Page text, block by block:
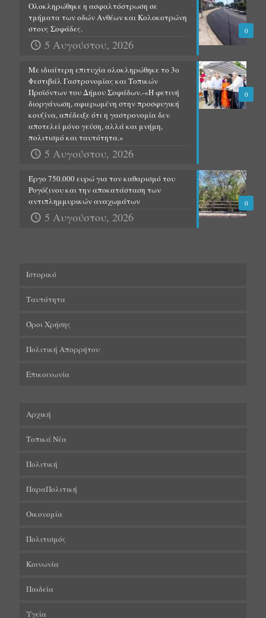
0
Ολοκληρώθηκε η ασφαλτόστρωση σε
τμήματα των οδών Ανθέων και Κολοκοτρώνη
στους Σοφάδες.
5 Αυγούστου, 2026
0
Με ιδιαίτερη επιτυχία ολοκληρώθηκε το 3ο
Φεστιβάλ Γαστρονομίας και Τοπικών
Προϊόντων του Δήμου Σοφάδων.-«Η φετινή
διοργάνωση, αφιερωμένη στην προσφυγική
κουζίνα, απέδειξε ότι η γαστρονομία δεν
αποτελεί μόνο γεύση, αλλά και μνήμη,
πολιτισμό και ταυτότητα.»
5 Αυγούστου, 2026
0
Έργο 750.000 ευρώ για τον καθαρισμό του
Ρογόζινου και την αποκατάσταση των
αντιπλημμυρικών αναχωμάτων
5 Αυγούστου, 2026
Ιστορικό
Ταυτότητα
Όροι Χρήσης
Πολιτική Απορρήτου
Επικοινωνία
Αρχική
Τοπικά Νέα
Πολιτική
ΠαραΠολιτική
Οικονομία
Πολιτισμός
Κοινωνία
Παιδεία
Υγεία